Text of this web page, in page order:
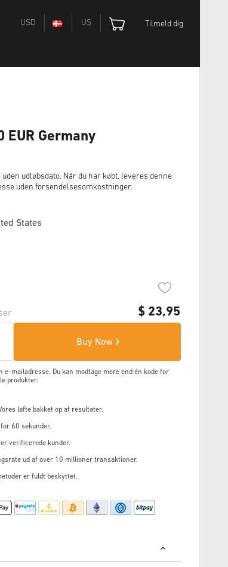
USD US Tilmeld dig
EUR Germany
uden udløbsdato. Når du har købt, leveres denne
uden forsendelsesomkostninger.
States
$ 23,95
Buy Now
e-mailadresse. Du kan modtage mere end én kode for
produkter.
løfte bakket op af resultater.
60 sekunder.
verificerede kunder.
ud af over 10 millioner transaktioner.
er fuldt beskyttet.